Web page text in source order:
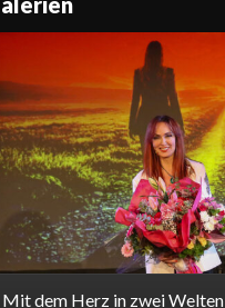
Mit dem Herz in zwei Welten